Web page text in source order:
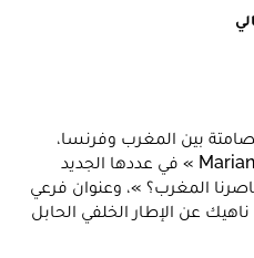
بين المغرب وفرنسا،
خرجت الصحيفة الفرنسية « Marianne » في عددها الجديد
المغرب؟ »، وعنوان فرعي
عن الإطار الخلفي الحابل